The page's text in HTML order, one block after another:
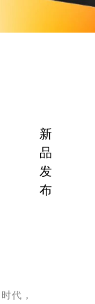
新
品
发
布
代，